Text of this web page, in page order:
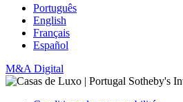
Português
English
Français
Español
M&A Digital